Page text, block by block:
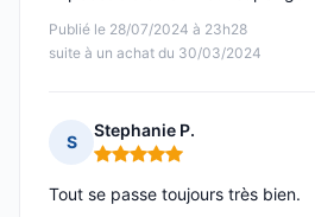
Publié le 28/07/2024 à 23h28
suite à un achat du 30/03/2024
S
Stephanie P.
Note : 5 sur 5
Tout se passe toujours très bien.